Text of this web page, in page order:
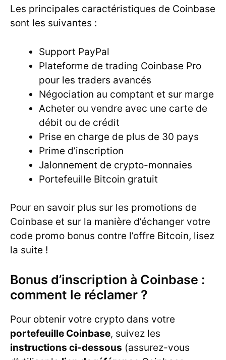
Les principales caractéristiques de Coinbase
sont les suivantes :
Support PayPal
Plateforme de trading Coinbase Pro
pour les traders avancés
Négociation au comptant et sur marge
Acheter ou vendre avec une carte de
débit ou de crédit
Prise en charge de plus de 30 pays
Prime d’inscription
Jalonnement de crypto-monnaies
Portefeuille Bitcoin gratuit
Pour en savoir plus sur les promotions de
Coinbase et sur la manière d’échanger votre
code promo bonus contre l’offre Bitcoin, lisez
la suite !
Bonus d’inscription à Coinbase :
comment le réclamer ?
Pour obtenir votre crypto dans votre
portefeuille Coinbase, suivez les
instructions ci-dessous (assurez-vous